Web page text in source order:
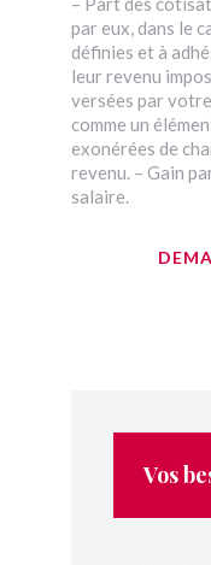
par eux, dans le
définies et à
leur revenu
versées par
comme un
exonérées de
revenu. – Gain
salaire.
Vos